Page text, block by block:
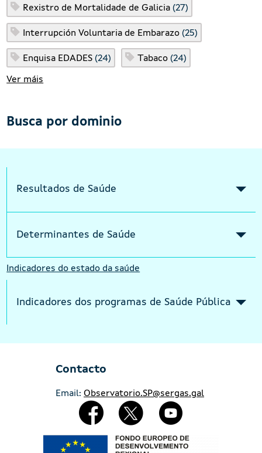
Rexistro de Mortalidade de Galicia (27)
Interrupción Voluntaria de Embarazo (25)
Enquisa EDADES (24) Tabaco (24)
Ver máis
Busca por dominio
Resultados de Saúde
Determinantes de Saúde
Indicadores do estado da saúde
Indicadores dos programas de Saúde Pública
Contacto
Email: Observatorio.SP@sergas.gal
Redes Sociales